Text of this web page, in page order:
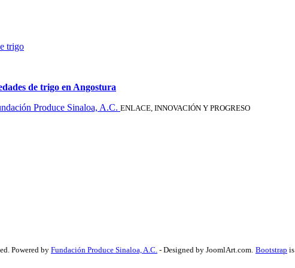
trigo
de trigo en Angostura
Produce Sinaloa, A.C. ENLACE, INNOVACIÓN Y PROGRESO
Powered by Fundación Produce Sinaloa, A.C. - Designed by JoomlArt.com. Bootstrap